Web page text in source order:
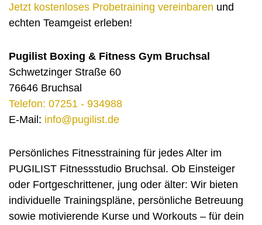
Jetzt kostenloses Probetraining vereinbaren und
echten Teamgeist erleben!
Pugilist Boxing & Fitness Gym Bruchsal
Schwetzinger Straße 60
76646 Bruchsal
Telefon: 07251 - 934988
E-Mail: info@pugilist.de
Persönliches Fitnesstraining für jedes Alter im
PUGILIST Fitnessstudio Bruchsal. Ob Einsteiger
oder Fortgeschrittener, jung oder älter: Wir bieten
individuelle Trainingspläne, persönliche Betreuung
sowie motivierende Kurse und Workouts – für dein